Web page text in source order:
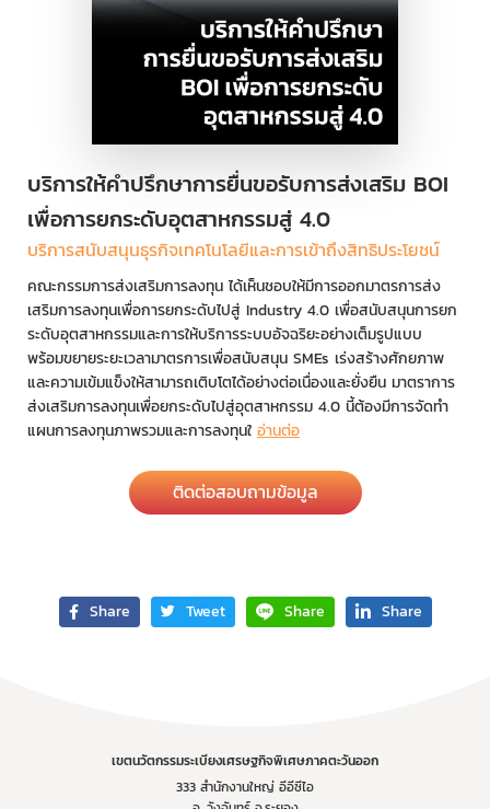
บริการให้คำปรึกษาการยื่นขอรับการส่งเสริม BOI
เพื่อการยกระดับอุตสาหกรรมสู่ 4.0
บริการสนับสนุนธุรกิจเทคโนโลยีและการเข้าถึงสิทธิประโยชน์
คณะกรรมการส่งเสริมการลงทุน ได้เห็นชอบให้มีการออกมาตรการส่ง
เสริมการลงทุนเพื่อการยกระดับไปสู่ Industry 4.0 เพื่อสนับสนุนการยก
ระดับอุตสาหกรรมและการให้บริการระบบอัจฉริยะอย่างเต็มรูปแบบ
พร้อมขยายระยะเวลามาตรการเพื่อสนับสนุน SMEs เร่งสร้างศักยภาพ
และความเข้มแข็งให้สามารถเติบโตได้อย่างต่อเนื่องและยั่งยืน มาตราการ
ส่งเสริมการลงทุนเพื่อยกระดับไปสู่อุตสาหกรรม 4.0 นี้ต้องมีการจัดทำ
แผนการลงทุนภาพรวมและการลงทุนใ อ่านต่อ
ติดต่อสอบถามข้อมูล
Share Tweet Share Share
เขตนวัตกรรมระเบียงเศรษฐกิจพิเศษภาคตะวันออก
333 สำนักงานใหญ่ อีอีซีไอ